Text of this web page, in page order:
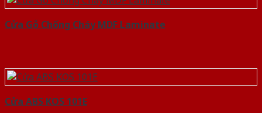
Cửa Gỗ Chống Cháy MDF Laminate
Cửa ABS KOS 101E